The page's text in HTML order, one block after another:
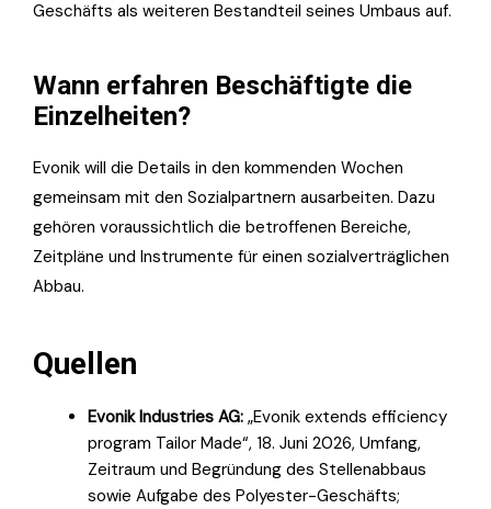
Geschäfts als weiteren Bestandteil seines Umbaus auf.
Wann erfahren Beschäftigte die
Einzelheiten?
Evonik will die Details in den kommenden Wochen
gemeinsam mit den Sozialpartnern ausarbeiten. Dazu
gehören voraussichtlich die betroffenen Bereiche,
Zeitpläne und Instrumente für einen sozialverträglichen
Abbau.
Quellen
Evonik Industries AG: „Evonik extends efficiency
program Tailor Made“, 18. Juni 2026, Umfang,
Zeitraum und Begründung des Stellenabbaus
sowie Aufgabe des Polyester-Geschäfts;